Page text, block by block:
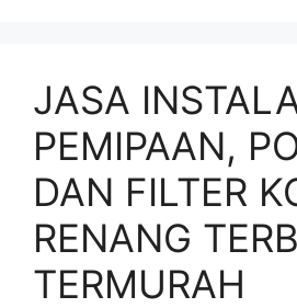
JASA
PEMIPAAN,
DAN FILTER
RENANG
TERMURAH